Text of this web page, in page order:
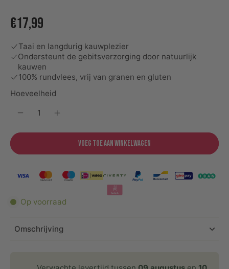
€17,99
Taai en langdurig kauwplezier
Ondersteunt de gebitsverzorging door natuurlijk
kauwen
100% rundvlees, vrij van granen en gluten
Hoeveelheid
Voeg toe aan winkelwagen
Op voorraad
Omschrijving